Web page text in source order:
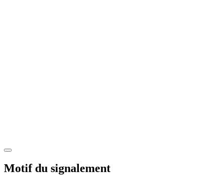
Motif du signalement